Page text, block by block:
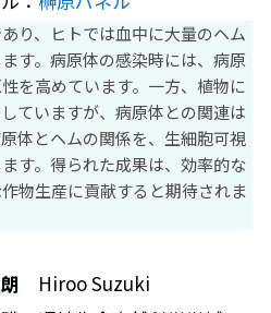
り、ヒトでは血中に大量のヘム
す。病原体の感染時には、病原
を高めています。一方、植物に
ていますが、病原体との関連は
体とヘムの関係を、生細胞可視
す。得られた成果は、効率的な
物生産に貢献すると期待されま
Hiroo Suzuki